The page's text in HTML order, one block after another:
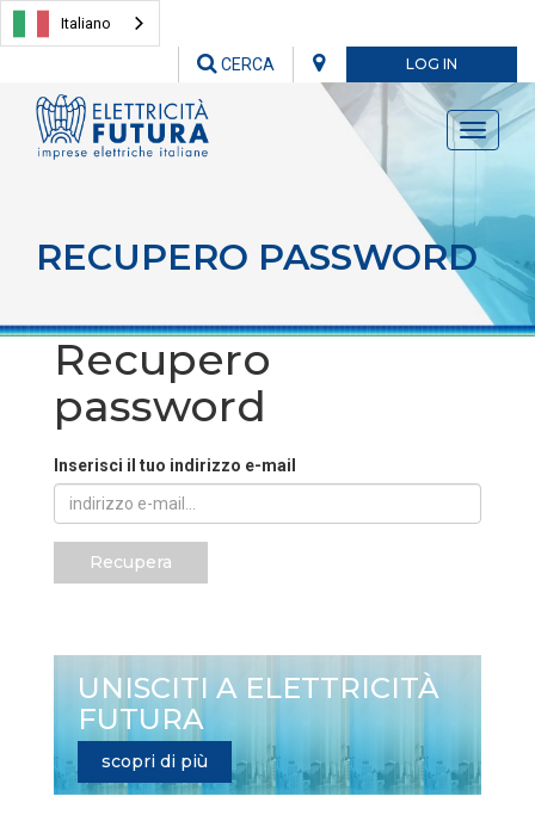
Italiano
LOG IN
CERCA
Toggle
RECUPERO PASSWORD
Recupero
password
Inserisci il tuo indirizzo e-mail
Recupera
UNISCITI A ELETTRICITÀ
FUTURA
scopri di più